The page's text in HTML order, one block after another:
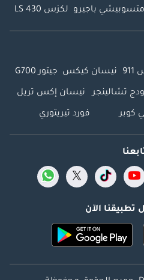
متسوبيشي باجيرو لكزس LS 430
نيسان كيكس جيتور G700
تشالينجر نيسان إكس تريل
كوبر فورد تيريتوري
تطبيقنا الآن